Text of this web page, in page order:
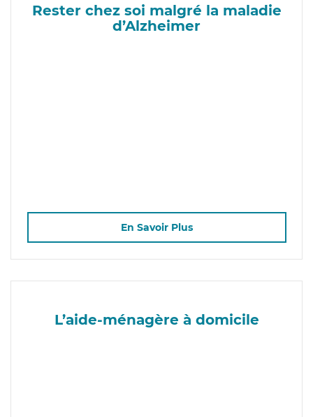
Rester chez soi malgré la maladie
d’Alzheimer
En Savoir Plus
L’aide-ménagère à domicile